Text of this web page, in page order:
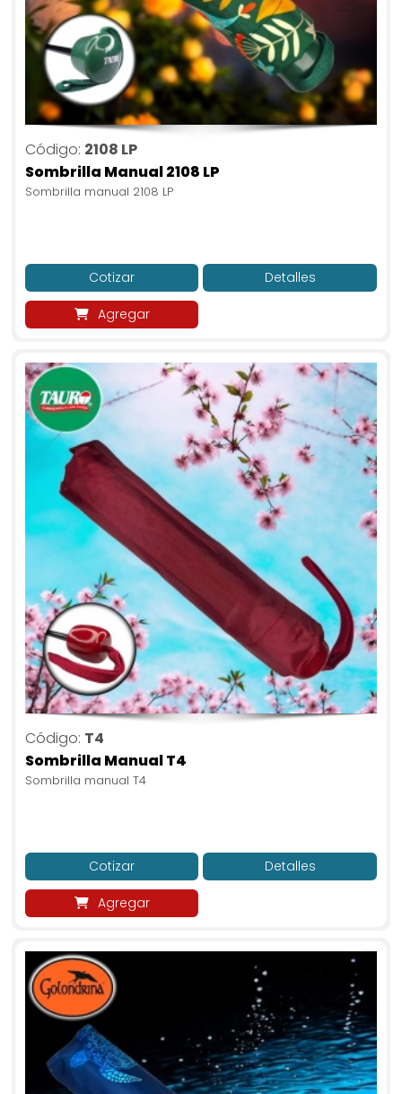
Código: 2108 LP
Sombrilla Manual 2108 LP
Sombrilla manual 2108 LP
Cotizar Detalles
Agregar
Código: T4
Sombrilla Manual T4
Sombrilla manual T4
Cotizar Detalles
Agregar